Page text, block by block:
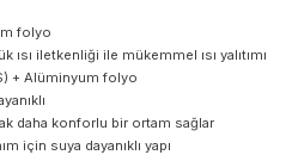
folyo
ısı iletkenliği ile mükemmel ısı yalıtımı
+ Alüminyum folyo
daha konforlu bir ortam sağlar
için suya dayanıklı yapı